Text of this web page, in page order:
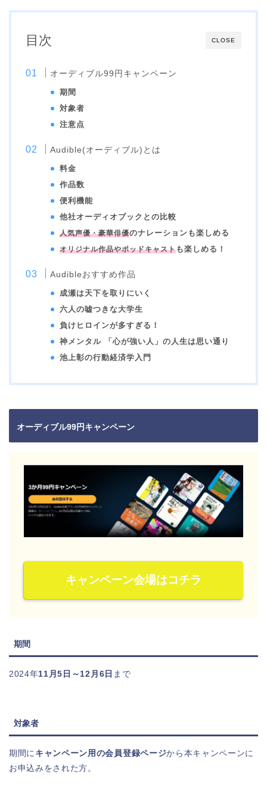
CLOSE
目次
オーディブル99円キャンペーン
期間
対象者
注意点
Audible(オーディブル)とは
料金
作品数
便利機能
他社オーディオブックとの比較
人気声優・豪華俳優のナレーションも楽しめる
オリジナル作品やポッドキャストも楽しめる！
Audibleおすすめ作品
成瀬は天下を取りにいく
六人の嘘つきな大学生
負けヒロインが多すぎる！
神メンタル 「心が強い人」の人生は思い通り
池上彰の行動経済学入門
オーディブル99円キャンペーン
キャンペーン会場はコチラ
期間
2024年11月5日～12月6日 まで
対象者
期間に キャンペーン用の会員登録ページから本キャンペーンに
お申込みをされた方。